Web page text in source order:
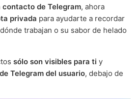
contacto de Telegram, ahora
privada para ayudarte a recordar
trabajan o su sabor de helado
sólo son visibles para ti y
Telegram del usuario, debajo de